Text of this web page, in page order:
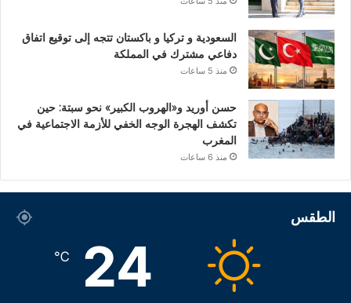
السعودية و تركيا و باكستان تتجه إلى توقيع اتفاق
دفاعي مشترك في المملكة
منذ 5 ساعات
حسن أوريد و«الهروب الكبير» نحو سبتة: حين
تكشف الهجرة الوجه الخفي للأزمة الاجتماعية في
المغرب
منذ 6 ساعات
الطقس
24
℃